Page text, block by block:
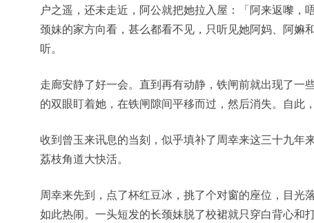
户之遥，还未走近，阿公就把她拉入屋：「阿来返嚟
颈妹的家方向看，甚么都看不见，只听见她阿妈、阿嫲
听。
走廊安静了好一会。直到再有动静，铁闸前就出现了
的双眼盯着她，在铁闸隙间平移而过，然后消失。自此
收到曾玉来讯息的当刻，似乎填补了周幸来这三十九年
荔枝角道大快活。
周幸来先到，点了杯红豆冰，挑了个对窗的座位，目
如此热闹。一头短发的长颈妹脱了校裙就只穿白背心